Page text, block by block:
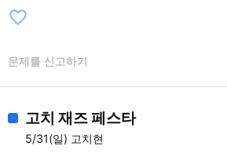
favorite_border
문제를 신고하기
고치 재즈 페스타
5/31(일) 고치현